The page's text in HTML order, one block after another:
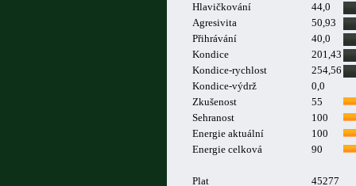
Hlavičkování
44,0
Agresivita
50,93
Přihrávání
40,0
Kondice
201,43
Kondice-rychlost
254,56
Kondice-výdrž
0,0
Zkušenost
55
Sehranost
100
Energie aktuální
100
Energie celková
90
Plat
45277